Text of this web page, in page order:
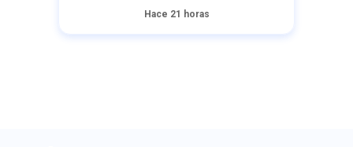
Hace 21 horas